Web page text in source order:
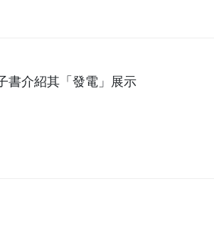
書介紹其「發電」展示